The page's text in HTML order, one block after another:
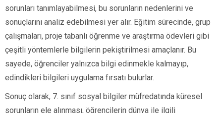
sorunları tanımlayabilmesi, bu sorunların nedenlerini ve
sonuçlarını analiz edebilmesi yer alır. Eğitim sürecinde, grup
çalışmaları, proje tabanlı öğrenme ve araştırma ödevleri gibi
çeşitli yöntemlerle bilgilerin pekiştirilmesi amaçlanır. Bu
sayede, öğrenciler yalnızca bilgi edinmekle kalmayıp,
edindikleri bilgileri uygulama fırsatı bulurlar.
Sonuç olarak, 7. sınıf sosyal bilgiler müfredatında küresel
sorunların ele alınması, öğrencilerin dünya ile ilgili